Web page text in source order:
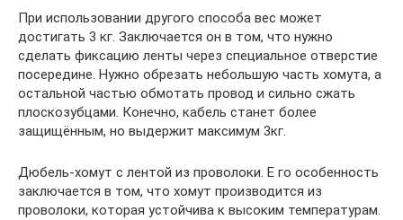
При использовании другого способа вес может
достигать 3 кг. Заключается он в том, что нужно
сделать фиксацию ленты через специальное отверстие
посередине. Нужно обрезать небольшую часть хомута, а
остальной частью обмотать провод и сильно сжать
плоскозубцами. Конечно, кабель станет более
защищённым, но выдержит максимум 3кг.
Дюбель-хомут с лентой из проволоки. Е го особенность
заключается в том, что хомут производится из
проволоки, которая устойчива к высоким температурам.